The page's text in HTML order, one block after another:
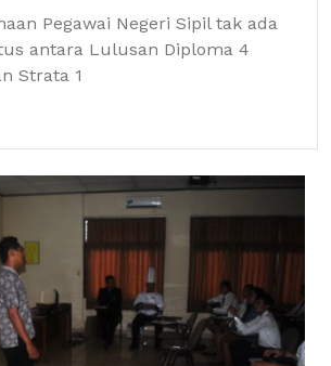
Pegawai Negeri Sipil tak ada
antara Lulusan Diploma 4
Strata 1